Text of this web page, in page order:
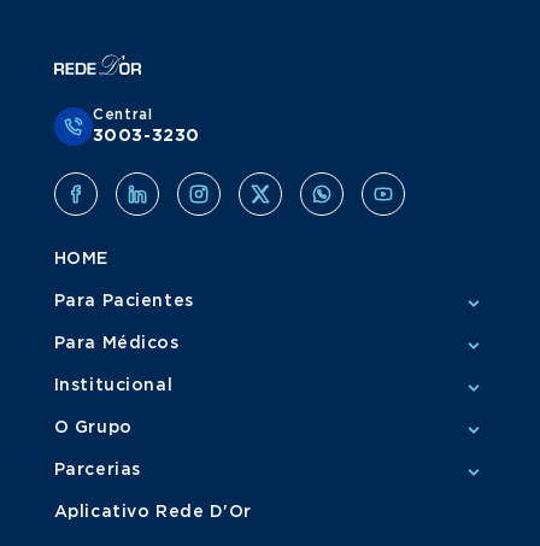
Central
3003-3230
HOME
Para Pacientes
Para Médicos
Institucional
O Grupo
Parcerias
Aplicativo Rede D'Or